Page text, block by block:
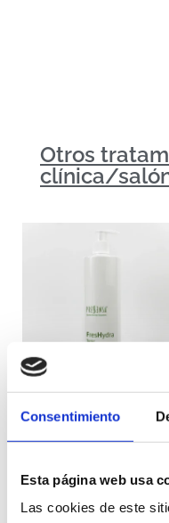
Consentimiento
Esta página web usa
Las cookies de este
Otros
clínica/
FresHydra
Only for cosmetic
Seleccionar